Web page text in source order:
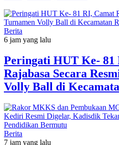
Berita
6 jam yang lalu
Peringati HUT Ke- 81
Rajabasa Secara
Volly Ball di
Berita
7 jam yang lalu